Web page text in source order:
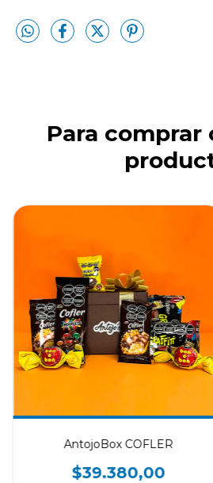
Para comprar
AntojoBox COFLER
$39.380,00